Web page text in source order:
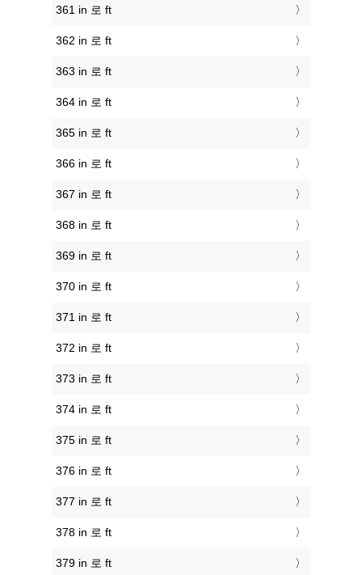
361 in 로 ft
362 in 로 ft
363 in 로 ft
364 in 로 ft
365 in 로 ft
366 in 로 ft
367 in 로 ft
368 in 로 ft
369 in 로 ft
370 in 로 ft
371 in 로 ft
372 in 로 ft
373 in 로 ft
374 in 로 ft
375 in 로 ft
376 in 로 ft
377 in 로 ft
378 in 로 ft
379 in 로 ft